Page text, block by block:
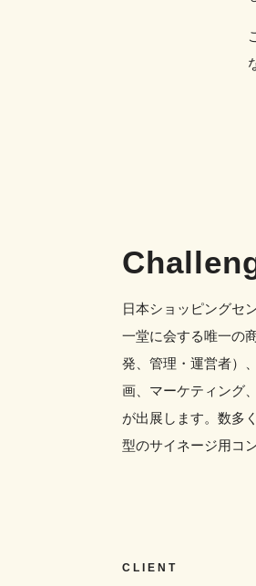
日本ショッピングセ
一堂に会する唯一の
発、管理・運営者）
画、マーケティング
が出展します。数多
型のサイネージ用コ
CLIENT